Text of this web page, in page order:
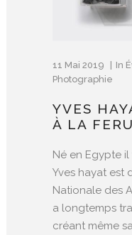
11 Mai 2019 In
Photographie
YVES
À LA
Né en Egypte
Yves hayat est
Nationale des
a longtemps
créant même